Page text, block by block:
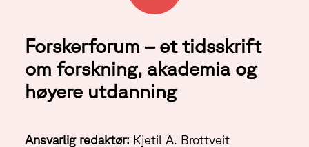
Forskerforum – et tidsskrift
om forskning, akademia og
høyere utdanning
Ansvarlig redaktør: Kjetil A. Brottveit